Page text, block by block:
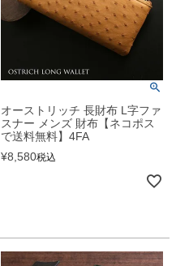
オーストリッチ 長財布 L字ファ
スナー メンズ 財布【ネコポス
で送料無料】4FA
¥8,580税込